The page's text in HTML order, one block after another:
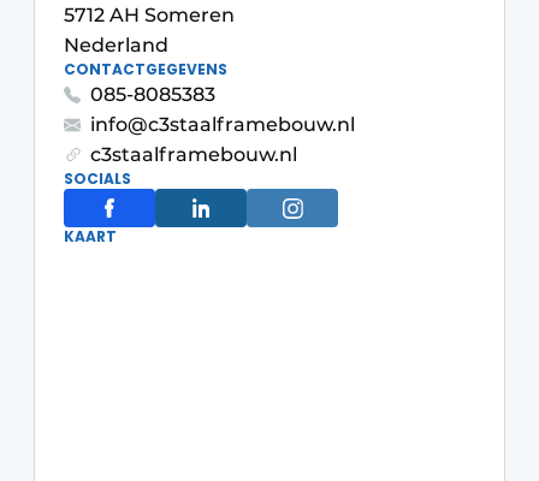
Privacy / Cookie statement
Vacature aanmelden
Video’s
5712 AH Someren
Nederland
CONTACTGEGEVENS
085-8085383
info@c3staalframebouw.nl
c3staalframebouw.nl
SOCIALS
KAART